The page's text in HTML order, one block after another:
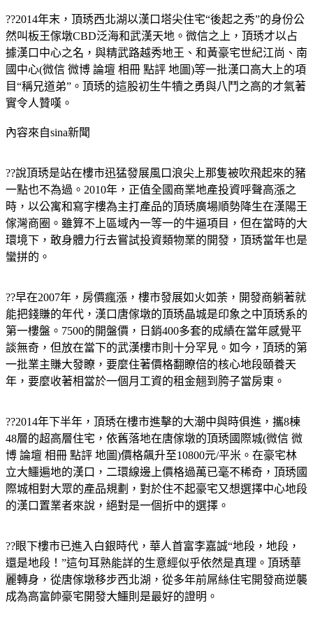
??2014年末，頂琇西北湖以漢口塔尖住宅“後起之秀”的身份公
然叫板王傢墩CBD泛海和武漢天地。微信之上，頂琇才以占
據漢口中心之名，與精武路越秀地王、和黃豪宅世紀江尚、 南
國中心(微信 微博 論壇 相冊 點評 地圖)等一批漢口高大上的項
目“稱兄道弟”。頂琇的這股初生牛犢之勇與八鬥之高的才氣著
實令人贊嘆。
內容來自sina新聞
??說頂琇是站在樓市迅猛發展風口浪尖上那隻被吹飛起來的豬
一點也不為過。2010年，正值全國商業地產投資呼聲高漲之
時，以公寓和寫字樓為主打產品的頂琇廣場順勢降生在漢陽王
傢灣商圈。雖算不上區域內一等一的牛逼項目，但在當時的大
環境下，敢身體力行去嘗試投資類物業的開發，頂琇當年也是
蠻拼的。
??早在2007年，房價瘋漲，樓市發展如火如荼，開發商躺著就
能把錢賺的年代，漢口唐傢墩的頂琇晶城是印象之中頂琇系的
第一樓盤。7500的開盤價，日銷400多套的成績在當年感覺平
談無奇，但放在當下的武漢樓市則十分罕見。如今，頂琇的第
一批業主賺大發瞭，要麼住著價格翻瞭倍的核心地段頤養天
年，要麼收著相當於一個月工資的租金翹到胯子當房東。
??2014年下半年，頂琇在樓市進擊的大潮中與時俱進，攜8棟
48層的超高層住宅，依舊落地在唐傢墩的頂琇國際城(微信 微
博 論壇 相冊 點評 地圖)價格飆升至10800元/平米。在豪宅林
立大鱷遍地的漢口，二環線邊上價格過萬已毫不稀奇，頂琇國
際城相對大眾的產品規劃，對於住不起豪宅又想選擇中心地段
的漢口置業者來說，絕對是一個折中的選擇。
??眼下樓市已進入白銀時代，華人首富李嘉誠“地段，地段，
還是地段！”這句耳熟能詳的生意經似乎依然是真理。頂琇華
麗轉身，從唐傢墩移步西北湖，從多年前屌絲住宅開發商逆襲
成為高富帥豪宅開發大鱷則是最好的證明。